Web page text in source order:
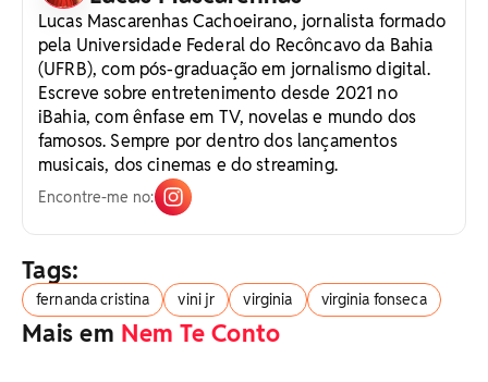
Lucas Mascarenhas Cachoeirano, jornalista formado
pela Universidade Federal do Recôncavo da Bahia
(UFRB), com pós-graduação em jornalismo digital.
Escreve sobre entretenimento desde 2021 no
iBahia, com ênfase em TV, novelas e mundo dos
famosos. Sempre por dentro dos lançamentos
musicais, dos cinemas e do streaming.
Encontre-me no:
Tags:
fernanda cristina vini jr virginia virginia fonseca
Mais em Nem Te Conto